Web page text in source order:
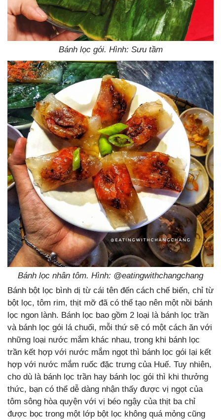
Bánh lọc gói. Hình: Sưu tầm
Bánh lọc nhân tôm. Hình: @eatingwithchangchang
Bánh bột lọc bình dị từ cái tên đến cách chế biến, chỉ từ
bột lọc, tôm rim, thịt mỡ đã có thể tạo nên một nồi bánh
lọc ngon lành. Bánh lọc bao gồm 2 loại là bánh lọc trần
và bánh lọc gói lá chuối, mỗi thứ sẽ có một cách ăn với
những loại nước mắm khác nhau, trong khi bánh lọc
trần kết hợp với nước mắm ngọt thì bánh lọc gói lại kết
hợp với nước mắm ruốc đặc trưng của Huế. Tuy nhiên,
cho dù là bánh lọc trần hay bánh lọc gói thì khi thưởng
thức, bạn có thể dễ dàng nhận thấy được vị ngọt của
tôm sông hòa quyện với vị béo ngậy của thịt ba chỉ
được bọc trong một lớp bột lọc không quá mỏng cũng